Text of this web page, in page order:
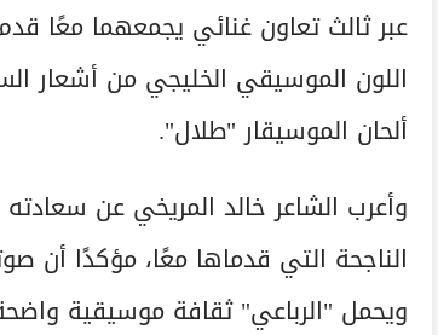
عبر ثالث تعاون غنائي يجمعهما معًا
اللون الموسيقي الخليجي من أشعار
ألحان الموسيقار "طلال".
وأعرب الشاعر خالد المريخي عن
الناجحة التي قدماها معًا، مؤكدًا أن
ويحمل "الرباعي" ثقافة موسيقية